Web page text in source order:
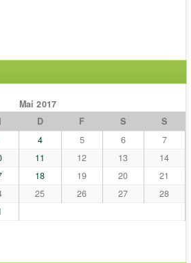
Mai 2017
D F S
S
4 5 6
7
11 12 13
14
18 19 20
21
25 26 27
28